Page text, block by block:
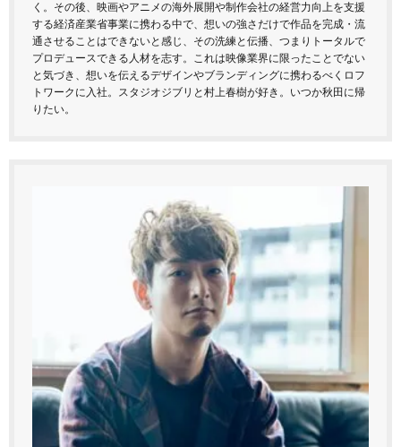
く。その後、映画やアニメの海外展開や制作会社の経営力向上を支援
する経済産業省事業に携わる中で、想いの強さだけで作品を完成・流
通させることはできないと感じ、その洗練と伝播、つまりトータルで
プロデュースできる人材を志す。これは映像業界に限ったことでない
と気づき、想いを伝えるデザインやブランディングに携わるべくロフ
トワークに入社。スタジオジブリと村上春樹が好き。いつか秋田に帰
りたい。